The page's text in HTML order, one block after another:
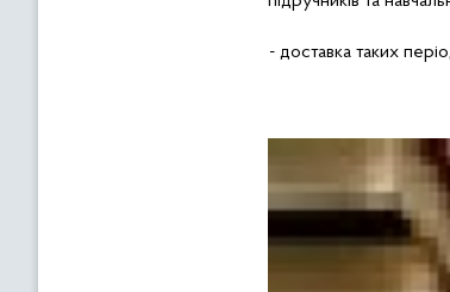
- доставка таких